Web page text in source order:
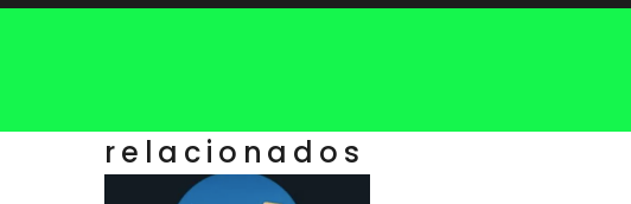
relacionados